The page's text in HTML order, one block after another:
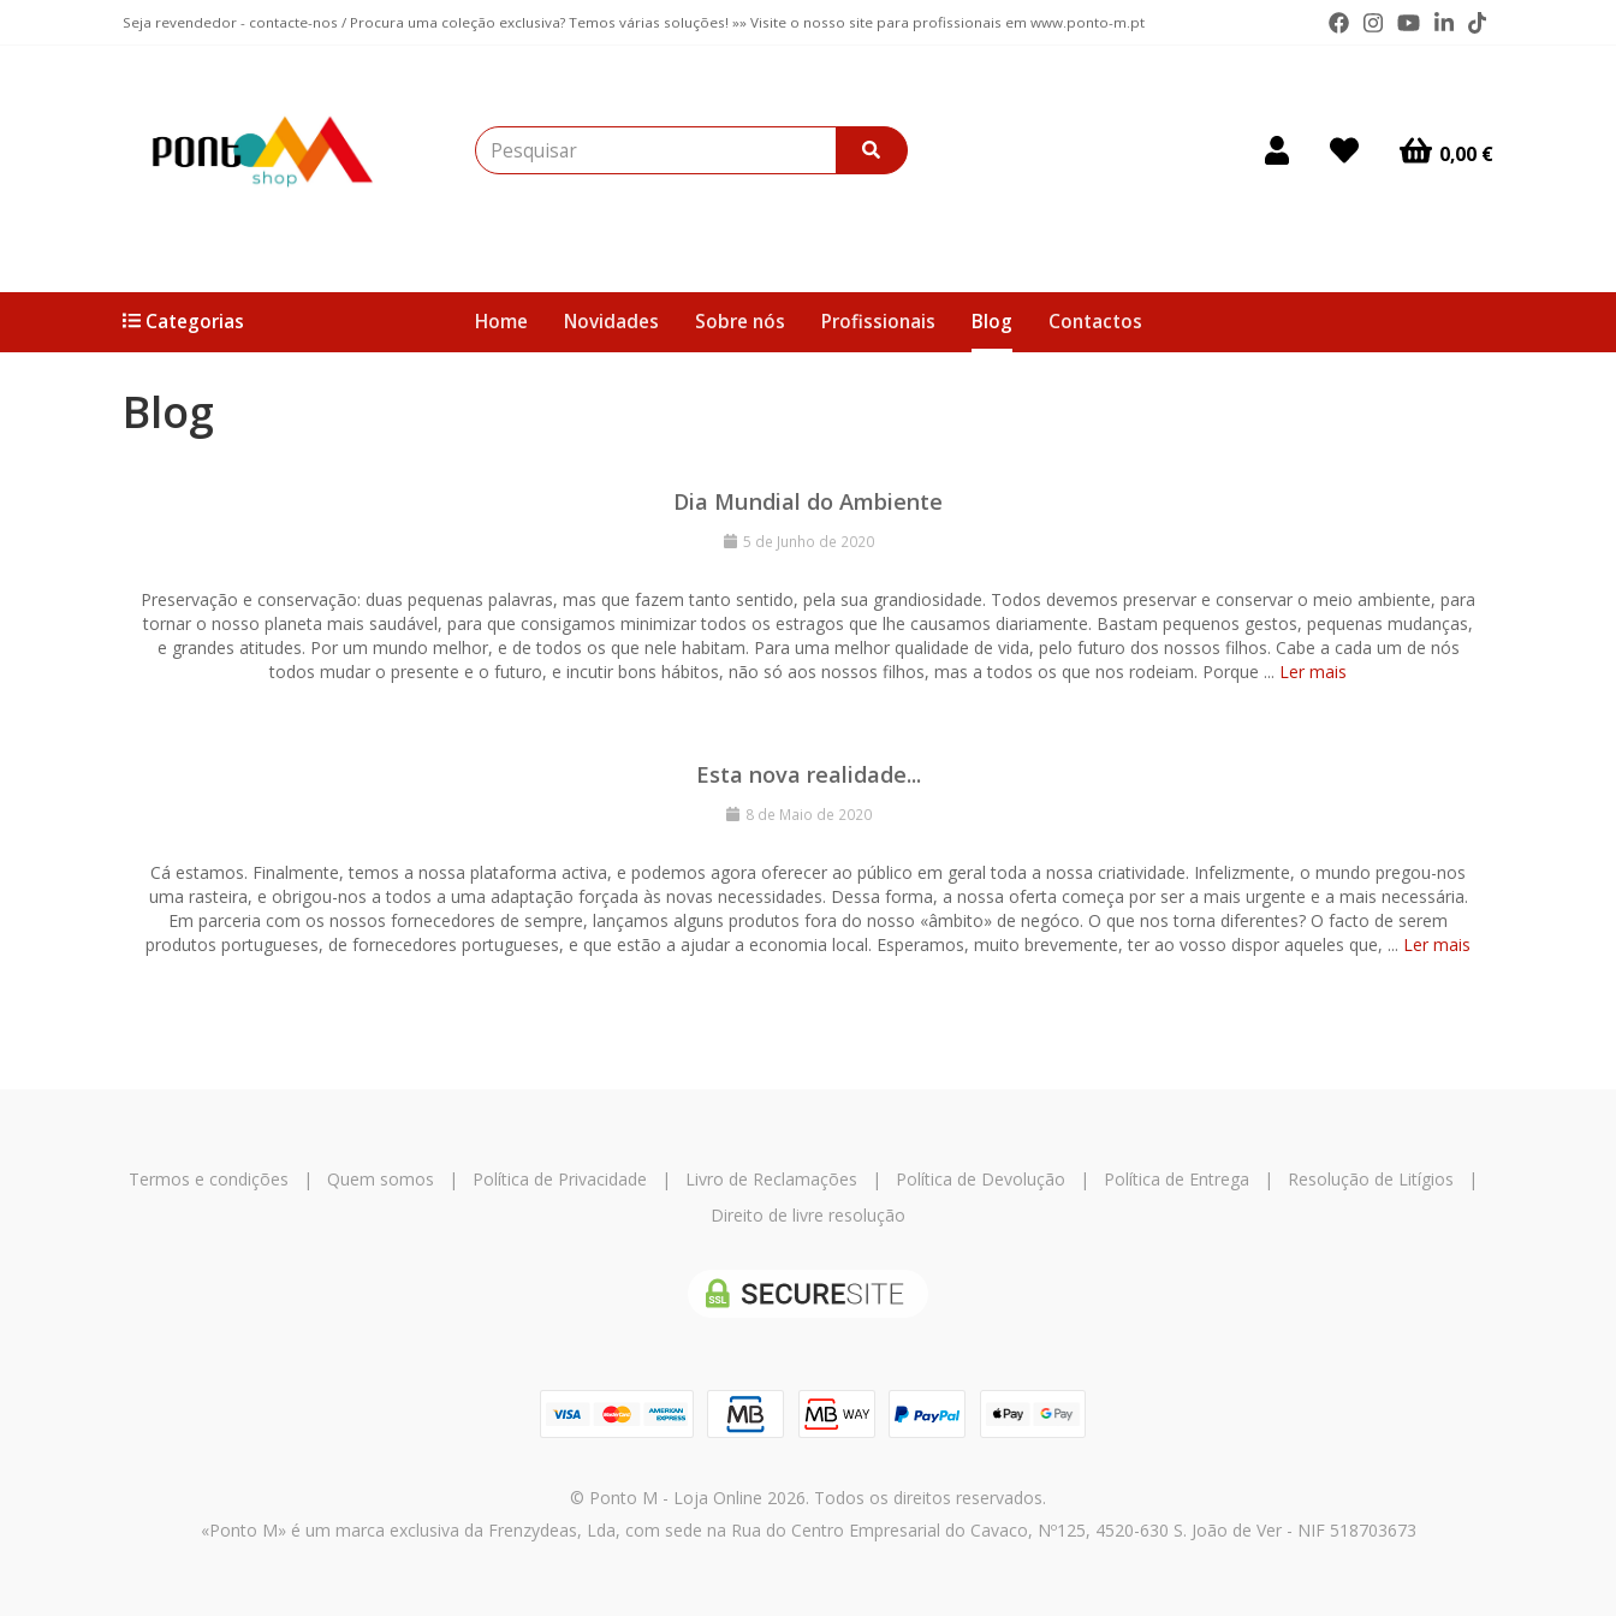
Seja revendedor - contacte-nos / Procura uma coleção exclusiva? Temos várias soluções! »» Visite o nosso site para profissionais em www.ponto-m.pt
0,00 €
Home Novidades Sobre nós Profissionais Blog Contactos
Categorias
Blog
Dia Mundial do Ambiente
5 de Junho de 2020
Preservação e conservação: duas pequenas palavras, mas que fazem tanto sentido, pela sua grandiosidade. Todos devemos preservar e conservar o meio ambiente, para
tornar o nosso planeta mais saudável, para que consigamos minimizar todos os estragos que lhe causamos diariamente. Bastam pequenos gestos, pequenas mudanças,
e grandes atitudes. Por um mundo melhor, e de todos os que nele habitam. Para uma melhor qualidade de vida, pelo futuro dos nossos filhos. Cabe a cada um de nós
todos mudar o presente e o futuro, e incutir bons hábitos, não só aos nossos filhos, mas a todos os que nos rodeiam. Porque ... Ler mais
Esta nova realidade...
8 de Maio de 2020
Cá estamos. Finalmente, temos a nossa plataforma activa, e podemos agora oferecer ao público em geral toda a nossa criatividade. Infelizmente, o mundo pregou-nos
uma rasteira, e obrigou-nos a todos a uma adaptação forçada às novas necessidades. Dessa forma, a nossa oferta começa por ser a mais urgente e a mais necessária.
Em parceria com os nossos fornecedores de sempre, lançamos alguns produtos fora do nosso «âmbito» de negóco. O que nos torna diferentes? O facto de serem
produtos portugueses, de fornecedores portugueses, e que estão a ajudar a economia local. Esperamos, muito brevemente, ter ao vosso dispor aqueles que, ... Ler mais
Termos e condições | Quem somos | Política de Privacidade | Livro de Reclamações | Política de Devolução | Política de Entrega | Resolução de Litígios |
Direito de livre resolução
© Ponto M - Loja Online 2026. Todos os direitos reservados.
«Ponto M» é um marca exclusiva da Frenzydeas, Lda, com sede na Rua do Centro Empresarial do Cavaco, Nº125, 4520-630 S. João de Ver - NIF 518703673